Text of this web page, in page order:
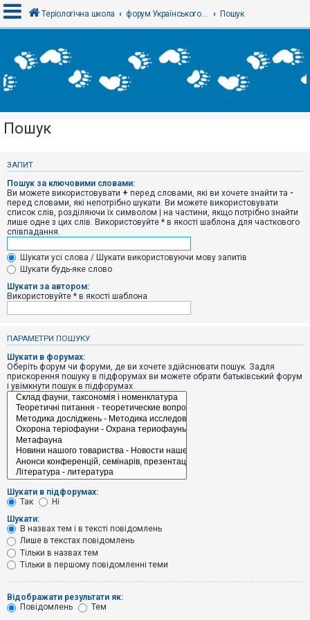
х
і
Р
с
р
а
ц
і
я
Т
е
м
и
б
і
п
о
в
і
д
в
н
т
е
м
и
о
ш
Теріологічна школа форум Українського теріологічного товариства Пошук
Пошук
ЗАПИТ
Пошук за ключовими словами:
Ви можете використовувати + перед словами, які ви хочете знайти та -
перед словами, які непотрібно шукати. Ви можете використовувати
список слів, розділяючи їх символом | на частини, якщо потрібно знайти
лише одне з цих слів. Використовуйте * в якості шаблона для часткового
співпадання.
Шукати усі слова / Шукати використовуючи мову запитів
Шукати будь-яке слово
Шукати за автором:
Використовуйте * в якості шаблона
ПАРАМЕТРИ ПОШУКУ
Шукати в форумах:
Оберіть форум чи форуми, де ви хочете здійснювати пошук. Задля
прискорення пошуку в підфорумах ви можете обрати батьківський форум
і увімкнути пошук в підфорумах.
Шукати в підфорумах:
Так
Ні
Шукати:
В назвах тем і в тексті повідомлень
Лише в текстах повідомлень
Тільки в назвах тем
Тільки в першому повідомленні теми
Відображати результати як:
Повідомлень
Тем